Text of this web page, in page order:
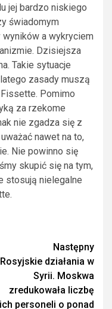
jej bardzo niskiego
świadomym
a wykryciem
Dzisiejsza
Takie sytuacje
zasady muszą
Pomimo
za rzekome
nie zgadza się z
nawet na to,
Nie powinno się
skupić się na tym,
stosują nielegalne
Następny
Rosyjskie działania w
Syrii. Moskwa
zredukowała liczbę
personeli o ponad